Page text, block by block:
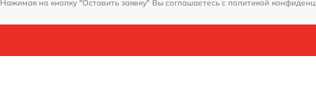
Нажимая на кнопку "Оставить заявку" Вы соглашаетесь c политикой